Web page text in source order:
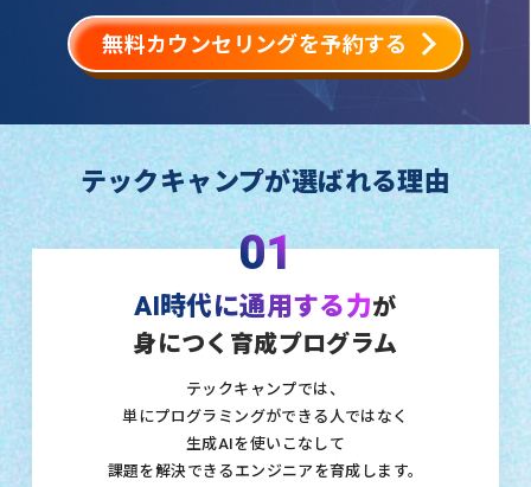
無料カウンセリングを予約する
テックキャンプが選ばれる理由
01
AI時代に通用する力が
身につく育成プログラム
テックキャンプでは、
単にプログラミングができる人ではなく
生成AIを使いこなして
課題を解決できるエンジニアを育成します。